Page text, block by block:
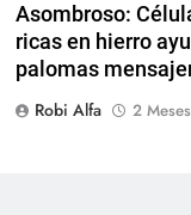
Asombroso:
ricas en hierro
palomas
Robi Alfa
2